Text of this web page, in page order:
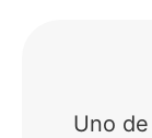
Uno